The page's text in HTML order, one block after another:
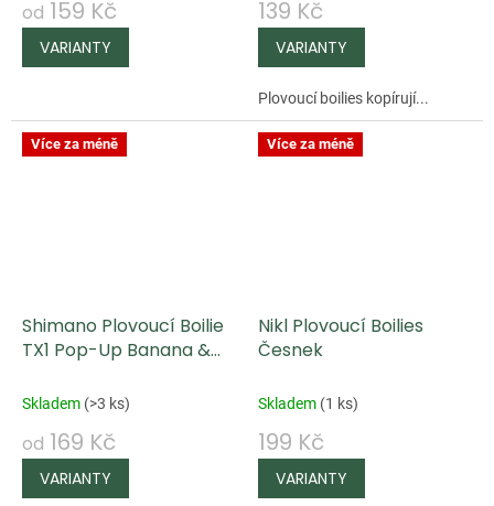
od 159 Kč 139 Kč
Plovoucí boilies kopírují...
Více za méně
Shimano Plovoucí Boilie
TX1 Pop-Up Banana &
Skladem (>3 ks)
od 169 Kč
Více za méně
Nikl Plovoucí Boilies
Česnek
Skladem (1 ks)
199 Kč